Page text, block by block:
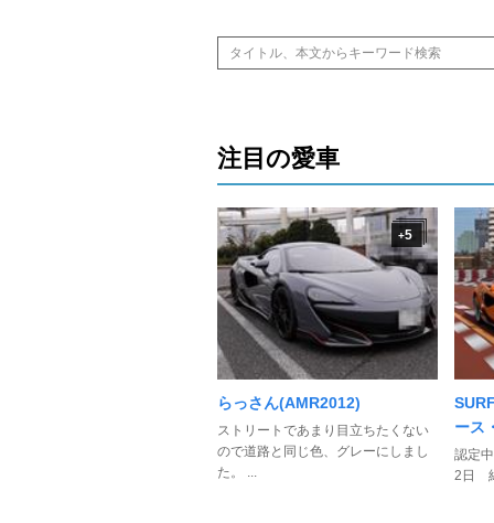
注目の愛車
+5
らっさん(AMR2012)
ストリートであまり目立ちたくない
ので道路と同じ色、グレーにしまし
た。 ...
ース
認定
2日